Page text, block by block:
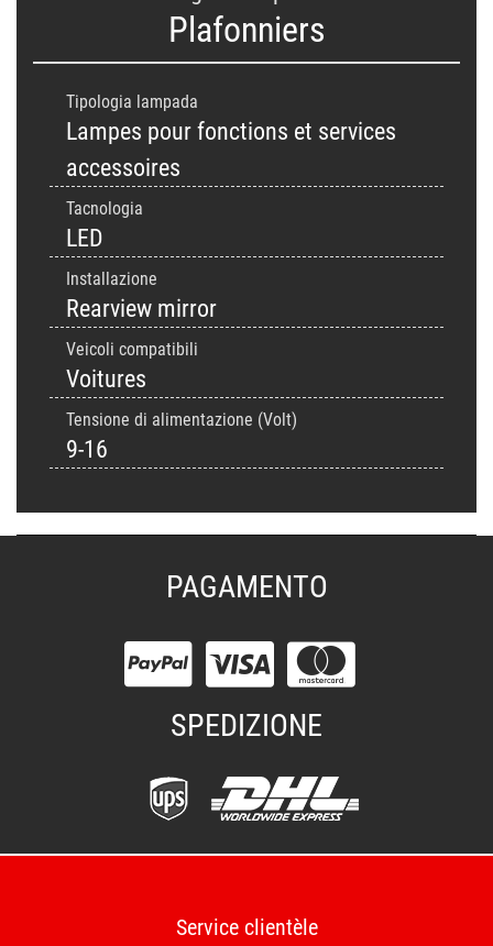
Plafonniers
Tipologia lampada
Lampes pour fonctions et services
accessoires
Tacnologia
LED
Installazione
Rearview mirror
Veicoli compatibili
Voitures
Tensione di alimentazione (Volt)
9-16
PAGAMENTO
SPEDIZIONE
Service clientèle